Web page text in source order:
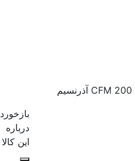
بازخورد
درباره
این کالا